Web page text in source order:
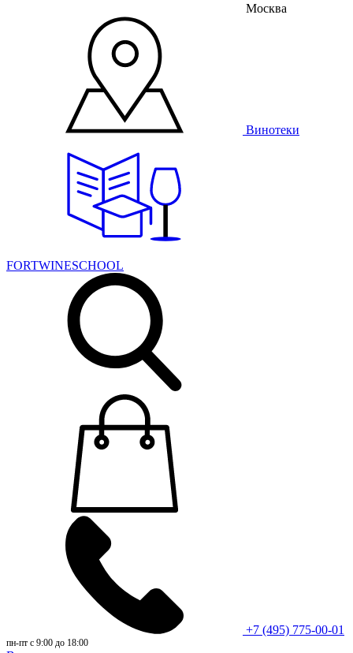
Москва
Винотеки
FORTWINESCHOOL
+7 (495) 775-00-01
пн-пт с 9:00 до 18:00